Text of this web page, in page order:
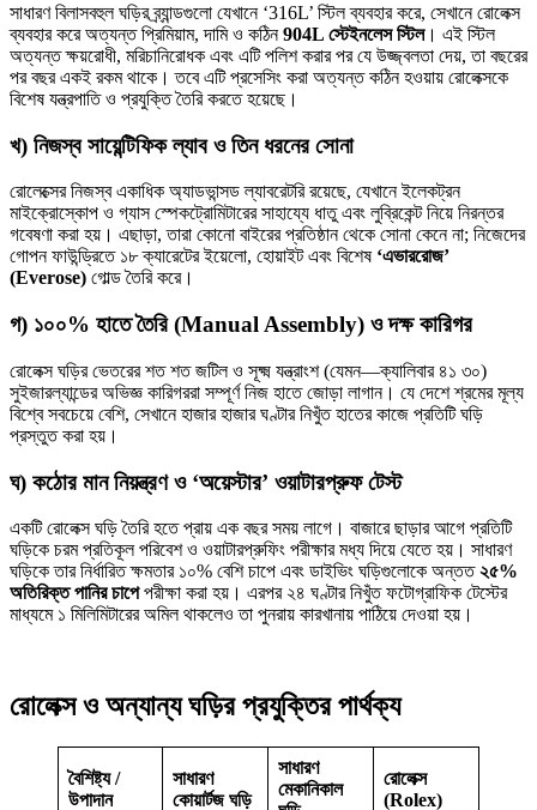
সাধারণ বিলাসবহুল ঘড়ির ব্র্যান্ডগুলো যেখানে ‘316L’ স্টিল ব্যবহার করে, সেখানে রোলেক্স
ব্যবহার করে অত্যন্ত প্রিমিয়াম, দামি ও কঠিন904L স্টেইনলেস স্টিল। এই স্টিল
অত্যন্ত ক্ষয়রোধী, মরিচানিরোধক এবং এটি পলিশ করার পর যে উজ্জ্বলতা দেয়, তা বছরের
পর বছর একই রকম থাকে। তবে এটি প্রসেসিং করা অত্যন্ত কঠিন হওয়ায় রোলেক্সকে
বিশেষ যন্ত্রপাতি ও প্রযুক্তি তৈরি করতে হয়েছে।
খ) নিজস্ব সায়েন্টিফিক ল্যাব ও তিন ধরনের সোনা
রোলেক্সের নিজস্ব একাধিক অ্যাডভান্সড ল্যাবরেটরি রয়েছে, যেখানে ইলেকট্রন
মাইক্রোস্কোপ ও গ্যাস স্পেকট্রোমিটারের সাহায্যে ধাতু এবং লুব্রিকেন্ট নিয়ে নিরন্তর
গবেষণা করা হয়। এছাড়া, তারা কোনো বাইরের প্রতিষ্ঠান থেকে সোনা কেনে না; নিজেদের
গোপন ফাউন্ড্রিতে ১৮ ক্যারেটের ইয়েলো, হোয়াইট এবং বিশেষ ‘এভাররোজ’
(Everose) গোল্ড তৈরি করে।
গ) ১০০% হাতে তৈরি (Manual Assembly) ও দক্ষ কারিগর
রোলেক্স ঘড়ির ভেতরের শত শত জটিল ও সূক্ষ্ম যন্ত্রাংশ (যেমন—ক্যালিবার ৪১ ৩০)
সুইজারল্যান্ডের অভিজ্ঞ কারিগররা সম্পূর্ণ নিজ হাতে জোড়া লাগান। যে দেশে শ্রমের মূল্য
বিশ্বে সবচেয়ে বেশি, সেখানে হাজার হাজার ঘণ্টার নিখুঁত হাতের কাজে প্রতিটি ঘড়ি
প্রস্তুত করা হয়।
ঘ) কঠোর মান নিয়ন্ত্রণ ও ‘অয়েস্টার’ ওয়াটারপ্রুফ টেস্ট
একটি রোলেক্স ঘড়ি তৈরি হতে প্রায় এক বছর সময় লাগে। বাজারে ছাড়ার আগে প্রতিটি
ঘড়িকে চরম প্রতিকূল পরিবেশ ও ওয়াটারপ্রুফিং পরীক্ষার মধ্য দিয়ে যেতে হয়। সাধারণ
ঘড়িকে তার নির্ধারিত ক্ষমতার ১০% বেশি চাপে এবং ডাইভিং ঘড়িগুলোকে অন্তত২৫%
অতিরিক্ত পানির চাপেপরীক্ষা করা হয়। এরপর ২৪ ঘণ্টার নিখুঁত ফটোগ্রাফিক টেস্টের
মাধ্যমে ১ মিলিমিটারের অমিল থাকলেও তা পুনরায় কারখানায় পাঠিয়ে দেওয়া হয়।
রোলেক্স ও অন্যান্য ঘড়ির প্রযুক্তির পার্থক্য
বৈশিষ্ট্য /
উপাদান
সাধারণ
কোয়ার্টজ ঘড়ি
সাধারণ
মেকানিকাল
রোলেক্স
(Rolex)